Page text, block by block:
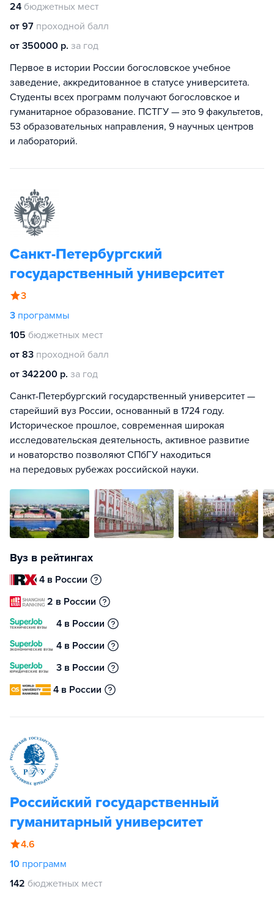
24 бюджетных мест
от 97 проходной балл
от 350000 р. за год
Первое в истории России богословское учебное
заведение, аккредитованное в статусе университета.
Студенты всех программ получают богословское и
гуманитарное образование. ПСТГУ — это 9 факультетов,
53 образовательных направления, 9 научных центров
и лабораторий.
Санкт-Петербургский
государственный университет
3
3 программы
105 бюджетных мест
от 83 проходной балл
от 342200 р. за год
Санкт-Петербургский государственный университет —
старейший вуз России, основанный в 1724 году.
Историческое прошлое, современная широкая
исследовательская деятельность, активное развитие
и новаторство позволяют СПбГУ находиться
на передовых рубежах российской науки.
Вуз в рейтингах
4 в России
2 в России
4 в России
4 в России
3 в России
4 в России
Российский государственный
гуманитарный университет
4.6
10 программ
142 бюджетных мест